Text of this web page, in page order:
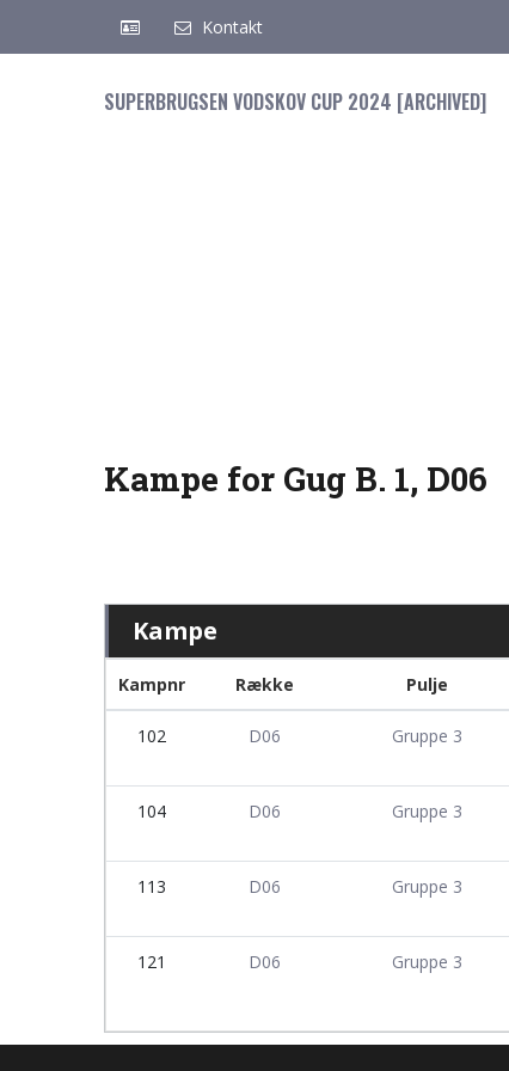
Kontakt
SUPERBRUGSEN VODSKOV CUP 2024 [ARCHIVED]
Kampe for Gug B. 1, D06
Kampe
Kampnr Række Pulje
102 D06 Gruppe 3
104 D06 Gruppe 3
113 D06 Gruppe 3
121 D06 Gruppe 3